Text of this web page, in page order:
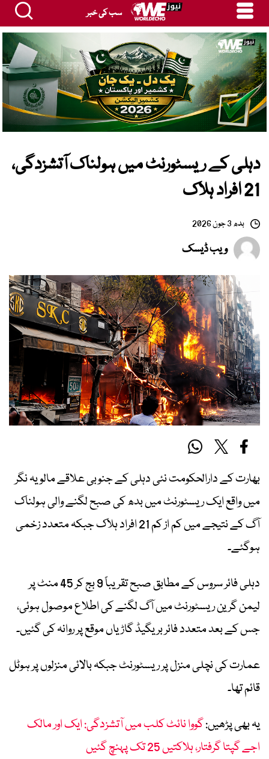
سب کی خبر
دہلی کے ریسٹورنٹ میں ہولناک آتشزدگی،
21 افراد ہلاک
بدھ 3 جون 2026
ویب ڈیسک
بھارت کے دارالحکومت نئی دہلی کے جنوبی علاقے مالویہ نگر
میں واقع ایک ریسٹورنٹ میں بدھ کی صبح لگنے والی ہولناک
آگ کے نتیجے میں کم از کم 21 افراد ہلاک جبکہ متعدد زخمی
ہوگئے۔
دہلی فائر سروس کے مطابق صبح تقریباً 9 بج کر 45 منٹ پر
لیمن گرین ریسٹورنٹ میں آگ لگنے کی اطلاع موصول ہوئی،
جس کے بعد متعدد فائر بریگیڈ گاڑیاں موقع پر روانہ کی گئیں۔
عمارت کی نچلی منزل پر ریسٹورنٹ جبکہ بالائی منزلوں پر ہوٹل
قائم تھا۔
یہ بھی پڑھیں:گووا نائٹ کلب میں آتشزدگی: ایک اور مالک
اجے گپتا گرفتار، ہلاکتیں 25 تک پہنچ گئیں